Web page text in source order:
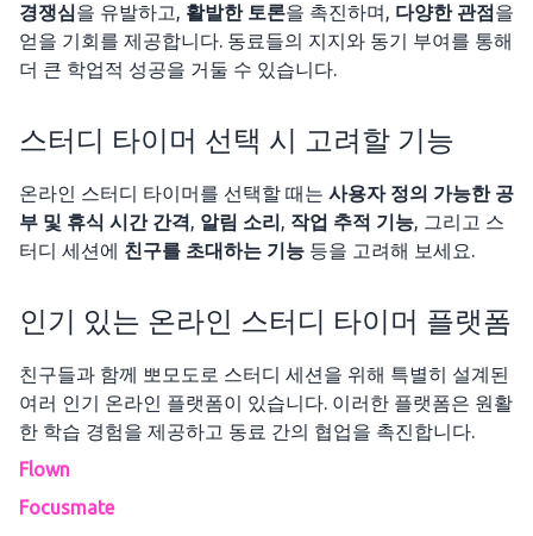
경쟁심을 유발하고, 활발한 토론을 촉진하며, 다양한 관점을
얻을 기회를 제공합니다. 동료들의 지지와 동기 부여를 통해
더 큰 학업적 성공을 거둘 수 있습니다.
스터디 타이머 선택 시 고려할 기능
온라인 스터디 타이머를 선택할 때는 사용자 정의 가능한 공
부 및 휴식 시간 간격, 알림 소리, 작업 추적 기능, 그리고 스
터디 세션에 친구를 초대하는 기능 등을 고려해 보세요.
인기 있는 온라인 스터디 타이머 플랫폼
친구들과 함께 뽀모도로 스터디 세션을 위해 특별히 설계된
여러 인기 온라인 플랫폼이 있습니다. 이러한 플랫폼은 원활
한 학습 경험을 제공하고 동료 간의 협업을 촉진합니다.
Flown
Focusmate